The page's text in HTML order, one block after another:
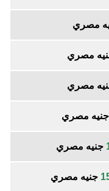
مصري
مصري
مصري
جنيه مصري
جنيه مصري
جنيه مصري